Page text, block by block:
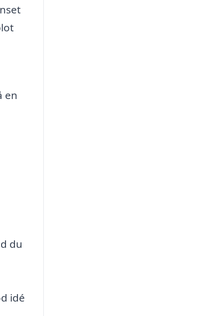
en
du
idé